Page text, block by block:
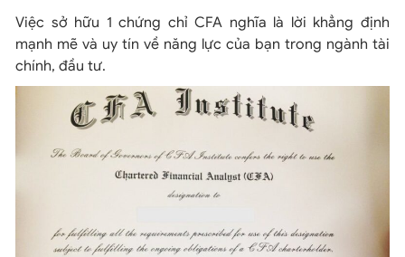
Việc sở hữu 1 chứng chỉ CFA nghĩa là lời khẳng định
mạnh mẽ và uy tín về năng lực của bạn trong ngành tài
chính, đầu tư.